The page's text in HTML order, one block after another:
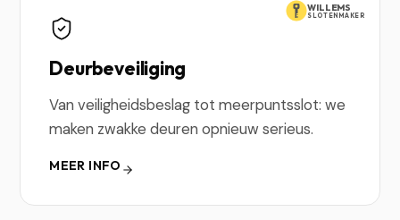
WILLEMS
SLOTENMAKER
Deurbeveiliging
Van veiligheidsbeslag tot meerpuntsslot: we
maken zwakke deuren opnieuw serieus.
MEER INFO